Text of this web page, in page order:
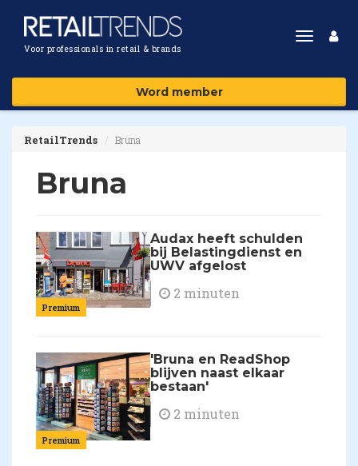
Voor professionals in retail & brands
Toggle
Word member
RetailTrends Bruna
Bruna
Premium
Audax heeft schulden
bij Belastingdienst en
UWV afgelost
2 minuten
Premium
'Bruna en ReadShop
blijven naast elkaar
bestaan'
2 minuten